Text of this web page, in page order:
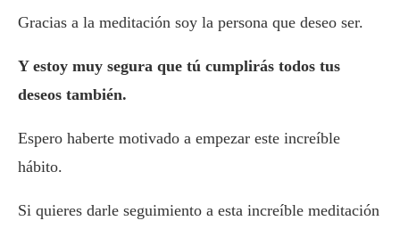
Gracias a la meditación soy la persona que deseo ser.
Y estoy muy segura que tú cumplirás todos tus
deseos también.
Espero haberte motivado a empezar este increíble
hábito.
Si quieres darle seguimiento a esta increíble meditación